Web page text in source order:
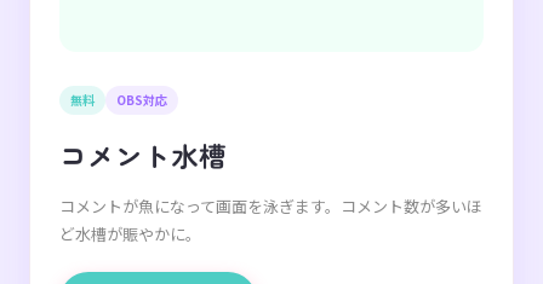
無料 OBS対応
コメント水槽
コメントが魚になって画面を泳ぎます。コメント数が多いほ
ど水槽が賑やかに。